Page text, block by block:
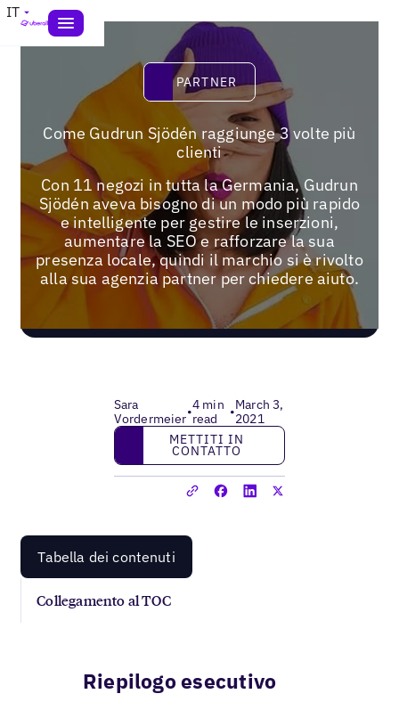
IT
Partner
PARTNER
Come Gudrun Sjödén raggiunge 3 volte più
clienti
Con 11 negozi in tutta la Germania, Gudrun
Sjödén aveva bisogno di un modo più rapido
e intelligente per gestire le inserzioni,
aumentare la SEO e rafforzare la sua
presenza locale, quindi il marchio si è rivolto
alla sua agenzia partner per chiedere aiuto.
Sara
Vordermeier•4 min
read
•March 3,
2021
Mettiti in contatto
METTITI IN
CONTATTO
Tabella dei contenuti
Collegamento al TOC
Riepilogo esecutivo